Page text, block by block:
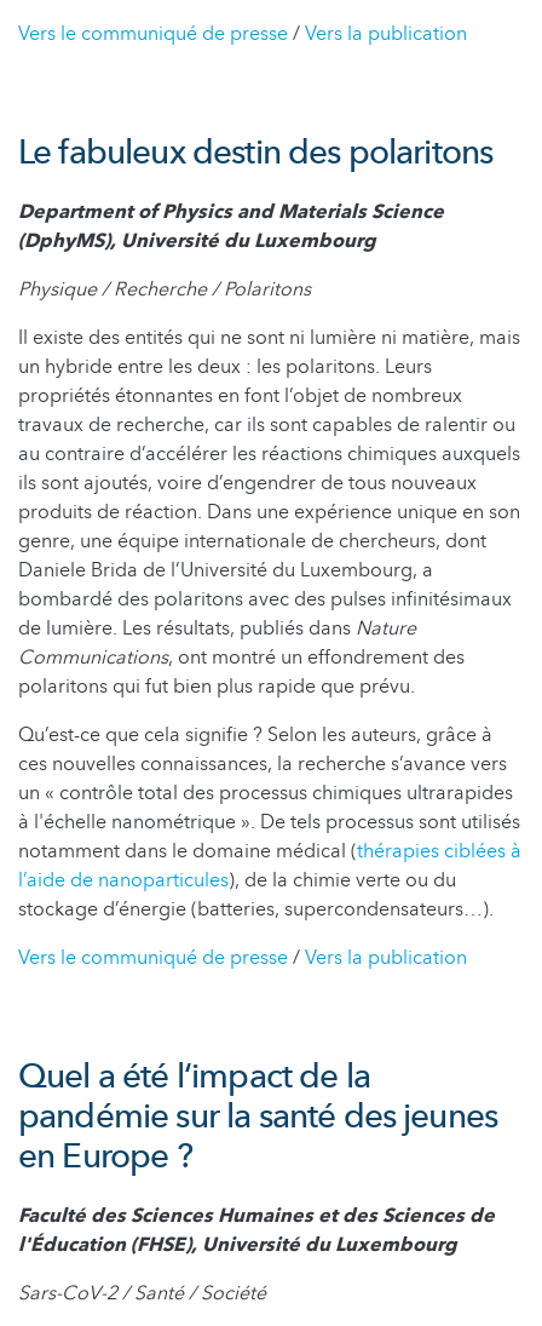
Vers le communiqué de presse/Vers la publication
Le fabuleux destin des polaritons
Department of Physics and Materials Science
(DphyMS), Université du Luxembourg
Physique / Recherche / Polaritons
Il existe des entités qui ne sont ni lumière ni matière, mais
un hybride entre les deux : les polaritons. Leurs
propriétés étonnantes en font l’objet de nombreux
travaux de recherche, car ils sont capables de ralentir ou
au contraire d’accélérer les réactions chimiques auxquels
ils sont ajoutés, voire d’engendrer de tous nouveaux
produits de réaction. Dans une expérience unique en son
genre, une équipe internationale de chercheurs, dont
Daniele Brida de l’Université du Luxembourg, a
bombardé des polaritons avec des pulses infinitésimaux
de lumière. Les résultats, publiés dans Nature
Communications, ont montré un effondrement des
polaritons qui fut bien plus rapide que prévu.
Qu’est-ce que cela signifie ? Selon les auteurs, grâce à
ces nouvelles connaissances, la recherche s’avance vers
un « contrôle total des processus chimiques ultrarapides
à l'échelle nanométrique ». De tels processus sont utilisés
notamment dans le domaine médical (thérapies ciblées à
l’aide de nanoparticules), de la chimie verte ou du
stockage d’énergie (batteries, supercondensateurs…).
Vers le communiqué de presse/Vers la publication
Quel a été l‘impact de la
pandémie sur la santé des jeunes
en Europe ?
Faculté des Sciences Humaines et des Sciences de
l'Éducation (FHSE), Université du Luxembourg
Sars-CoV-2 / Santé / Société